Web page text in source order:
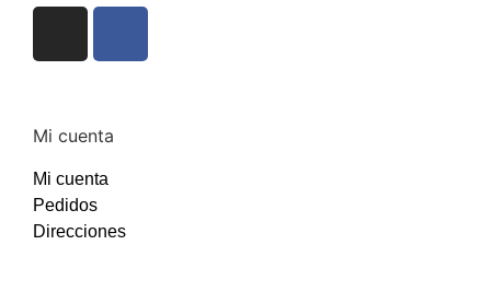
Mi cuenta
Mi cuenta
Pedidos
Direcciones